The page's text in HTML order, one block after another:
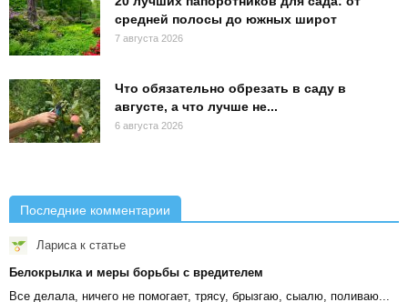
средней полосы до южных широт
7 августа 2026
Что обязательно обрезать в саду в
августе, а что лучше не...
6 августа 2026
Последние комментарии
Лариса к статье
Белокрылка и меры борьбы с вредителем
Все делала, ничего не помогает, трясу, брызгаю, сыалю, поливаю...